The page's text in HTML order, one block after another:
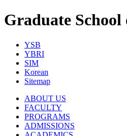
Graduate School
YSB
YBRI
SIM
Korean
Sitemap
ABOUT US
FACULTY
PROGRAMS
ADMISSIONS